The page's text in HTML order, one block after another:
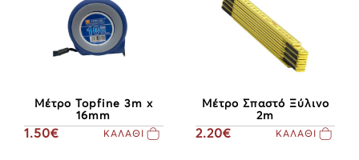
Μέτρο Topfine 3m x
16mm
1.50€ ΚΑΛΑΘΙ
Μέτρο Σπαστό Ξύλινο
2m
2.20€ ΚΑΛΑΘΙ